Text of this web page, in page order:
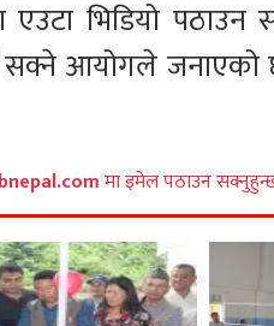
भिडियो पठाउन
सक्ने आयोगले जनाएको
मा इमेल पठाउन